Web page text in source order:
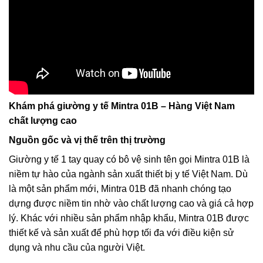
Khám phá giường y tế Mintra 01B – Hàng Việt Nam
chất lượng cao
Nguồn gốc và vị thế trên thị trường
Giường y tế 1 tay quay có bô vệ sinh tên gọi Mintra 01B là
niềm tự hào của ngành sản xuất thiết bị y tế Việt Nam. Dù
là một sản phẩm mới, Mintra 01B đã nhanh chóng tạo
dựng được niềm tin nhờ vào chất lượng cao và giá cả hợp
lý. Khác với nhiều sản phẩm nhập khẩu, Mintra 01B được
thiết kế và sản xuất để phù hợp tối đa với điều kiện sử
dụng và nhu cầu của người Việt.